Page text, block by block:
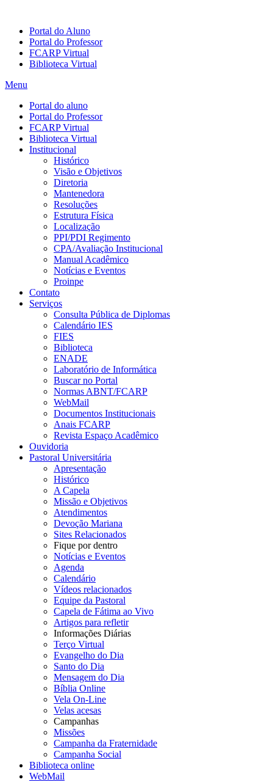
Portal do Aluno
Portal do Professor
FCARP Virtual
Biblioteca Virtual
Menu
Portal do aluno
Portal do Professor
FCARP Virtual
Biblioteca Virtual
Institucional
Histórico
Visão e Objetivos
Diretoria
Mantenedora
Resoluções
Estrutura Física
Localização
PPI/PDI Regimento
CPA/Avaliação Institucional
Manual Acadêmico
Notícias e Eventos
Proinpe
Contato
Serviços
Consulta Pública de Diplomas
Calendário IES
FIES
Biblioteca
ENADE
Laboratório de Informática
Buscar no Portal
Normas ABNT/FCARP
WebMail
Documentos Institucionais
Anais FCARP
Revista Espaço Acadêmico
Ouvidoria
Pastoral Universitária
Apresentação
Histórico
A Capela
Missão e Objetivos
Atendimentos
Devoção Mariana
Sites Relacionados
Fique por dentro
Notícias e Eventos
Agenda
Calendário
Vídeos relacionados
Equipe da Pastoral
Capela de Fátima ao Vivo
Artigos para refletir
Informações Diárias
Terço Virtual
Evangelho do Dia
Santo do Dia
Mensagem do Dia
Bíblia Online
Vela On-Line
Velas acesas
Campanhas
Missões
Campanha da Fraternidade
Campanha Social
Biblioteca online
WebMail